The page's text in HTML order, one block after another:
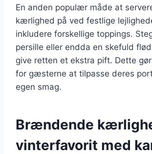
En anden populær måde at
kærlighed på ved festlige
inkludere forskellige toppings.
persille eller endda en skefuld
give retten et ekstra pift. Dette
for gæsterne at tilpasse deres
egen smag.
Brændende
vinterfavorit med